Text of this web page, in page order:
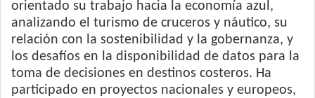
orientado su trabajo hacia la economía azul,
analizando el turismo de cruceros y náutico, su
relación con la sostenibilidad y la gobernanza, y
los desafíos en la disponibilidad de datos para la
toma de decisiones en destinos costeros. Ha
participado en proyectos nacionales y europeos,